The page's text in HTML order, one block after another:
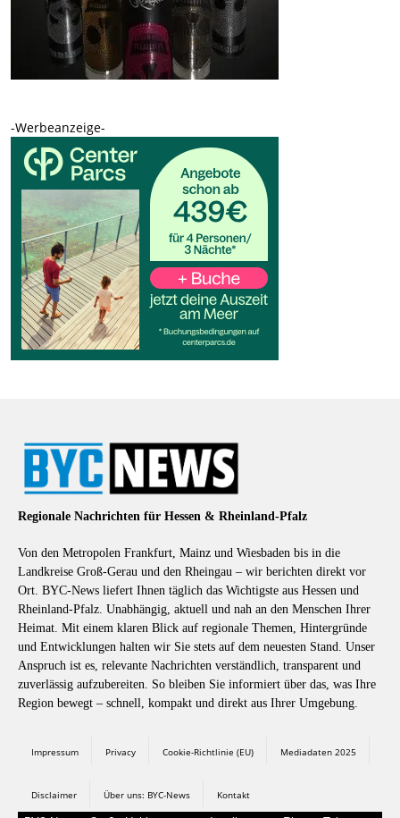
-Werbeanzeige-
Regionale Nachrichten für Hessen & Rheinland-Pfalz
Von den Metropolen Frankfurt, Mainz und Wiesbaden bis in die
Landkreise Groß-Gerau und den Rheingau – wir berichten direkt vor
Ort. BYC-News liefert Ihnen täglich das Wichtigste aus Hessen und
Rheinland-Pfalz. Unabhängig, aktuell und nah an den Menschen Ihrer
Heimat. Mit einem klaren Blick auf regionale Themen, Hintergründe
und Entwicklungen halten wir Sie stets auf dem neuesten Stand. Unser
Anspruch ist es, relevante Nachrichten verständlich, transparent und
zuverlässig aufzubereiten. So bleiben Sie informiert über das, was Ihre
Region bewegt – schnell, kompakt und direkt aus Ihrer Umgebung.
Impressum Privacy Cookie-Richtlinie (EU) Mediadaten 2025
Disclaimer Über uns: BYC-News Kontakt